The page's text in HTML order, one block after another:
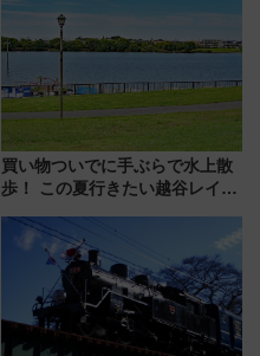
斉藤雪乃＆福原トシヒロと行
く！9月13日「京都の鉄道満喫
ツアー」開催
買い物ついでに手ぶらで水上散
歩！ この夏行きたい越谷レイク
ア「LAKESIDE PARK」（埼玉
県越谷市）